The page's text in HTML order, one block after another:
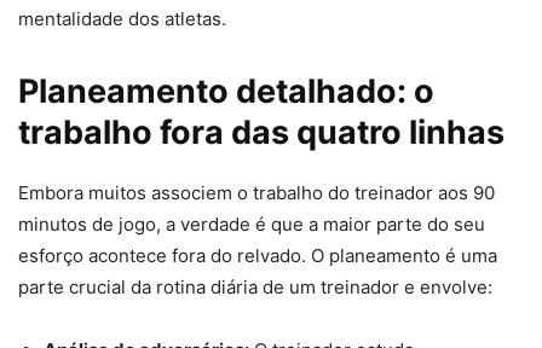
mentalidade dos atletas.
Planeamento detalhado: o
trabalho fora das quatro linhas
Embora muitos associem o trabalho do treinador aos 90
minutos de jogo, a verdade é que a maior parte do seu
esforço acontece fora do relvado. O planeamento é uma
parte crucial da rotina diária de um treinador e envolve: